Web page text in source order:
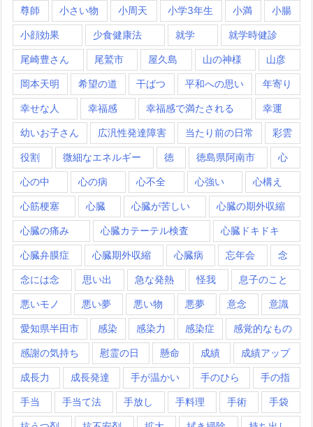
尊師 小さい物 小周天 小学3年生 小満 小腸
小顔効果 少食健康法 就学 就学時健診
尾崎豊さん 尾鷲市 屋久島 山の神様 山彦
岡本天明 希望の道 干ばつ 平和への思い 年寄り
幸せな人 幸福感 幸福感で満たされる 幸運
幼いお子さん 広汎性発達障害 当たり前の日常 彩雲
役割 微細なエネルギー 徳 徳島県阿南市 心
心の中 心の病 心不全 心強い 心構え
心筋梗塞 心臓 心臓が苦しい 心臓の期外収縮
心臓の痛み 心臓カテーテル検査 心臓ドキドキ
心臓弁膜症 心臓期外収縮 心臓病 忘年会 念
念には念 思い出 急な発熱 怪我 息子のこと
悪いモノ 悪い夢 悪い物 悪夢 意念 意識
愛知県半田市 感染 感染力 感染症 感覚的なもの
感謝の気持ち 慰霊の日 懸命 成績 成績アップ
成長力 成長発達 手が温かい 手のひら 手の指
手当 手当て法 手放し 手料理 手術 手袋